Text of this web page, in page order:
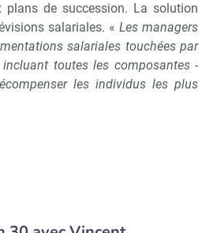
de succession. La solution
salariales. «Les managers
salariales touchées par
toutes les composantes -
les individus les plus